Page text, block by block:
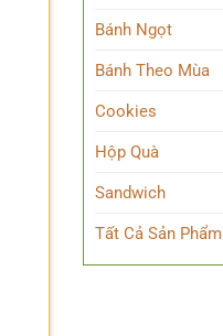
Bánh Ngọt
Bánh Theo Mùa
Cookies
Hộp Quà
Sandwich
Tất Cả Sản Phẩm